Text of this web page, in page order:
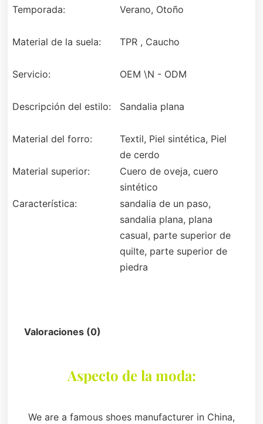
Temporada:
Verano, Otoño
Material de la suela: TPR , Caucho
Servicio: OEM \N - ODM
Descripción del estilo: Sandalia plana
Material del forro:
Textil, Piel sintética, Piel
de cerdo
Material superior:
Cuero de oveja, cuero
sintético
Característica:
sandalia de un paso,
sandalia plana, plana
casual, parte superior de
quilte, parte superior de
piedra
Valoraciones (0)
Aspecto de la moda:
We are a famous shoes manufacturer in China,